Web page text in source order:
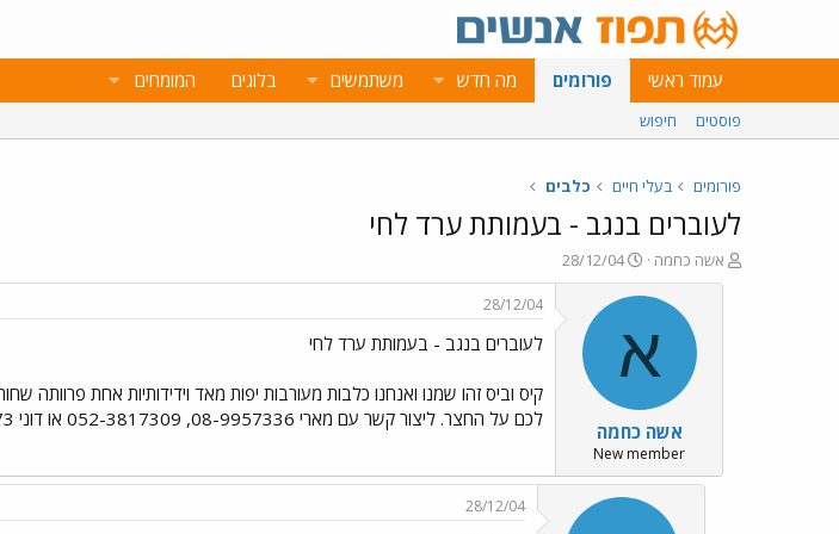
עמוד ראשי פורומים מה חדש משתמשים בלוגים המומחים
פוסטים חיפוש
פורומים בעלי חיים כלבים
לעוברים בנגב - בעמותת ערד לחי
פ
ו
אשה כחמה
פ
ו
ר
ם
ב
א
ר
י
ך
28/12/04
א
אשה כחמה
New member
28/12/04
לעוברים בנגב - בעמותת ערד לחי
קיס וביס זהו שמנו ואנחנו כלבות מעורבות יפות מאד וידידותיות אחת
לכם על החצר. ליצור קשר עם מארי 08-9957336, 052-3817309 או דוני 08-9972073
28/12/04